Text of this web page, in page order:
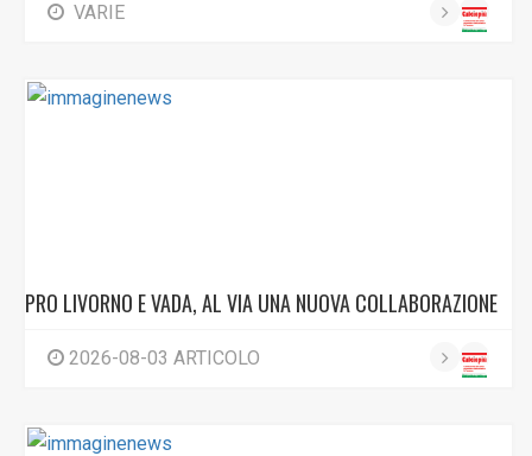
VARIE
PRO LIVORNO E VADA, AL VIA UNA NUOVA COLLABORAZIONE
2026-08-03 ARTICOLO